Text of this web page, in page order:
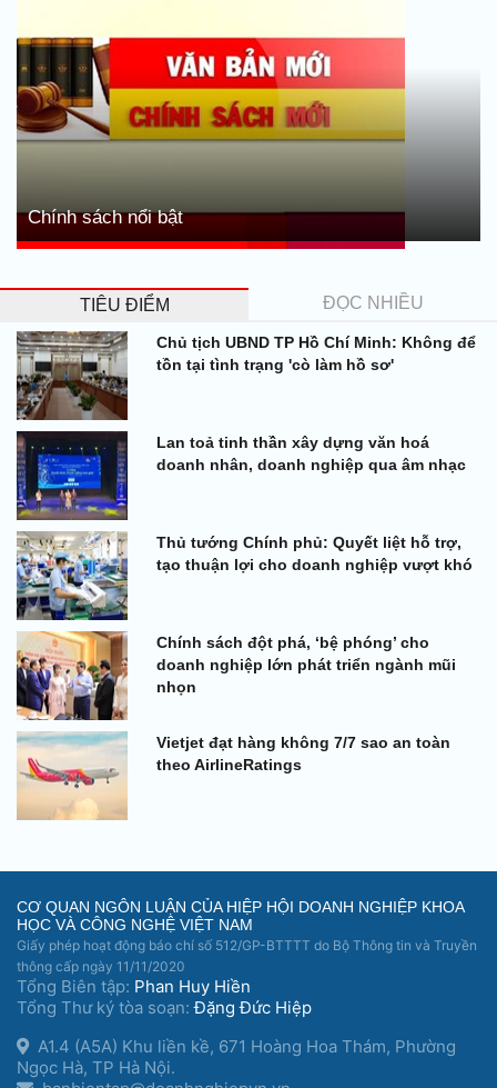
Chính sách nổi bật
TIÊU ĐIỂM ĐỌC NHIỀU
Chủ tịch UBND TP Hồ Chí Minh: Không để
tồn tại tình trạng 'cò làm hồ sơ'
Lan toả tinh thần xây dựng văn hoá
doanh nhân, doanh nghiệp qua âm nhạc
Thủ tướng Chính phủ: Quyết liệt hỗ trợ,
tạo thuận lợi cho doanh nghiệp vượt khó
Chính sách đột phá, ‘bệ phóng’ cho
doanh nghiệp lớn phát triển ngành mũi
nhọn
Vietjet đạt hàng không 7/7 sao an toàn
theo AirlineRatings
CƠ QUAN NGÔN LUẬN CỦA HIỆP HỘI DOANH NGHIỆP KHOA
HỌC VÀ CÔNG NGHỆ VIỆT NAM
Giấy phép hoạt động báo chí số 512/GP-BTTTT do Bộ Thông tin và Truyền
thông cấp ngày 11/11/2020
Tổng Biên tập: Phan Huy Hiền
Tổng Thư ký tòa soạn:Đặng Đức Hiệp
A1.4 (A5A) Khu liền kề, 671 Hoàng Hoa Thám, Phường
Ngọc Hà, TP Hà Nội.